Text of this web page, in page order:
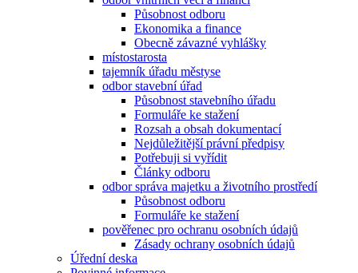
Působnost odboru
Ekonomika a finance
Obecně závazné vyhlášky
místostarosta
tajemník úřadu městyse
odbor stavební úřad
Působnost stavebního úřadu
Formuláře ke stažení
Rozsah a obsah dokumentací
Nejdůležitější právní předpisy
Potřebuji si vyřídit
Články odboru
odbor správa majetku a životního prostředí
Působnost odboru
Formuláře ke stažení
pověřenec pro ochranu osobních údajů
Zásady ochrany osobních údajů
Úřední deska